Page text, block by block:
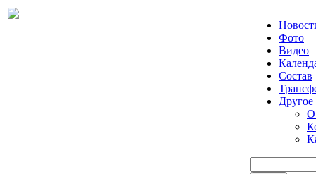
Фото
Видео
Состав
Другое
О